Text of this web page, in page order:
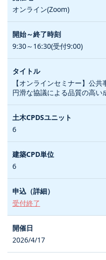
オンライン(Zoom)
9:30～16:30(受付9:00)
【オンラインセミナー】公
円滑な協議による品質の高い
6
6
受付終了
2026/4/17